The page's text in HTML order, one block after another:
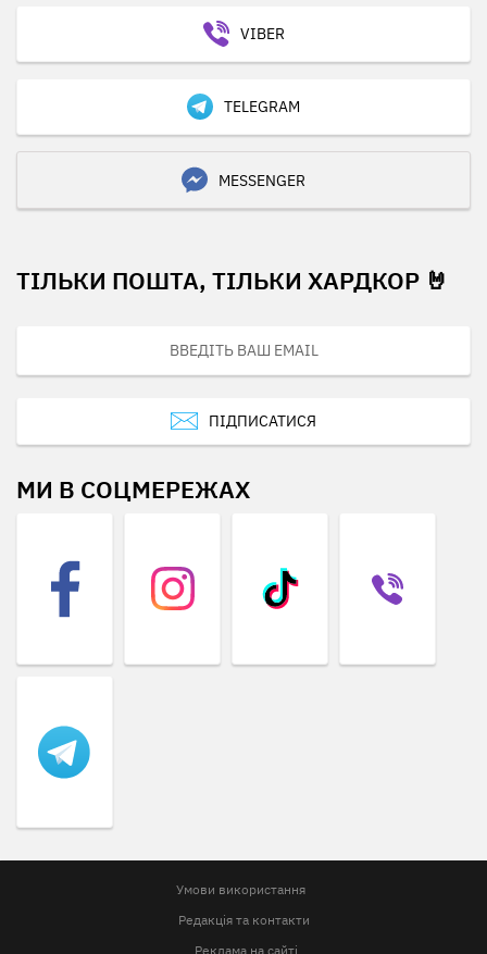
VIBER
TELEGRAM
MESSENGER
ТІЛЬКИ ПОШТА, ТІЛЬКИ ХАРДКОР 🤘
ПІДПИСАТИСЯ
МИ В СОЦМЕРЕЖАХ
Умови використання
Редакція та контакти
Реклама на сайті